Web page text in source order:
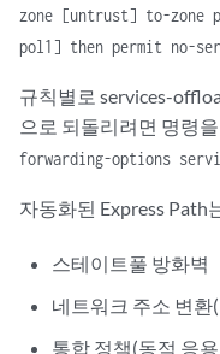
zone [untrust] to-
pol1] then permit no-
규칙별로 services-
으로 되돌리려면 명령
forwarding-options
자동화된 Express Path
스테이트풀 방화벽
네트워크 주소 변환
통합 정책(동적 응